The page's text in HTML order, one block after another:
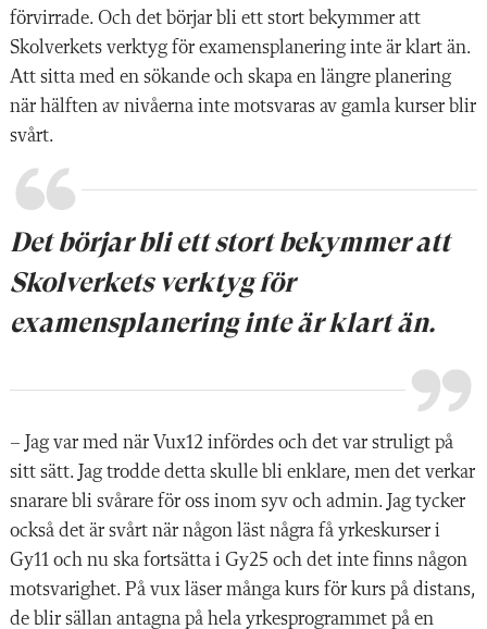
förvirrade. Och det börjar bli ett stort bekymmer att
Skolverkets verktyg för examensplanering inte är klart än.
Att sitta med en sökande och skapa en längre planering
när hälften av nivåerna inte motsvaras av gamla kurser blir
svårt.
Det börjar bli ett stort bekymmer att
Skolverkets verktyg för
examensplanering inte är klart än.
– Jag var med när Vux12 infördes och det var struligt på
sitt sätt. Jag trodde detta skulle bli enklare, men det verkar
snarare bli svårare för oss inom syv och admin. Jag tycker
också det är svårt när någon läst några få yrkeskurser i
Gy11 och nu ska fortsätta i Gy25 och det inte finns någon
motsvarighet. På vux läser många kurs för kurs på distans,
de blir sällan antagna på hela yrkesprogrammet på en